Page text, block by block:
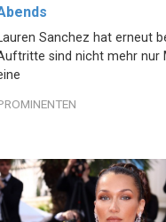
Sanchez hat erneut
sind nicht mehr nur